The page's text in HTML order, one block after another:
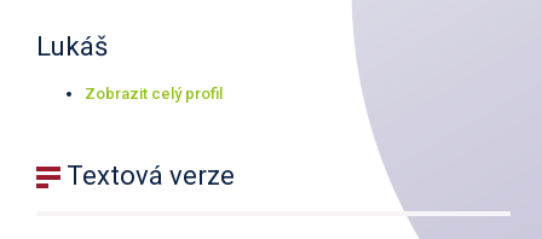
Lukáš
Zobrazit celý profil
Textová verze